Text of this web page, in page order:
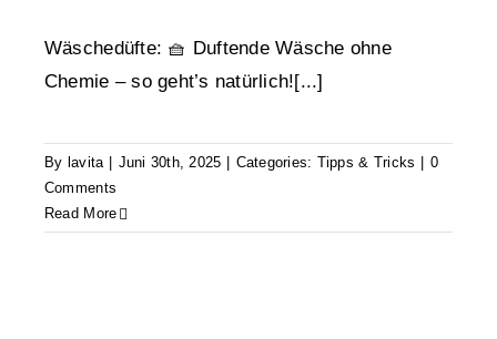
Wäschedüfte: 🧺 Duftende Wäsche ohne
Chemie – so geht’s natürlich![...]
By lavita Juni 30th, 2025 Categories: Tipps & Tricks
0
Comments
Read More